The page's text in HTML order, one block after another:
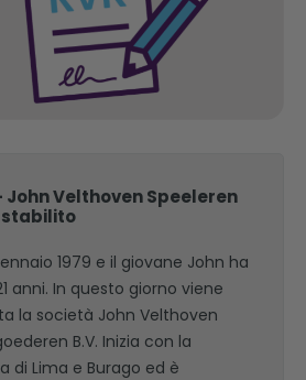
John Velthoven Speeleren
stabilito
1979 e il giovane John ha
anni. In questo giorno viene
la società John Velthoven
B.V. Inizia con la
di Lima e Burago ed è